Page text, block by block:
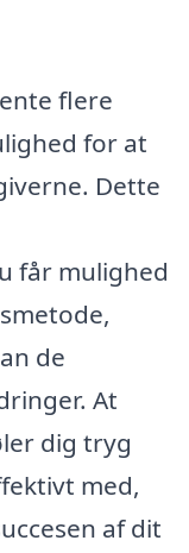
flere
for at
Dette
får mulighed
de
At
dig tryg
med,
af dit